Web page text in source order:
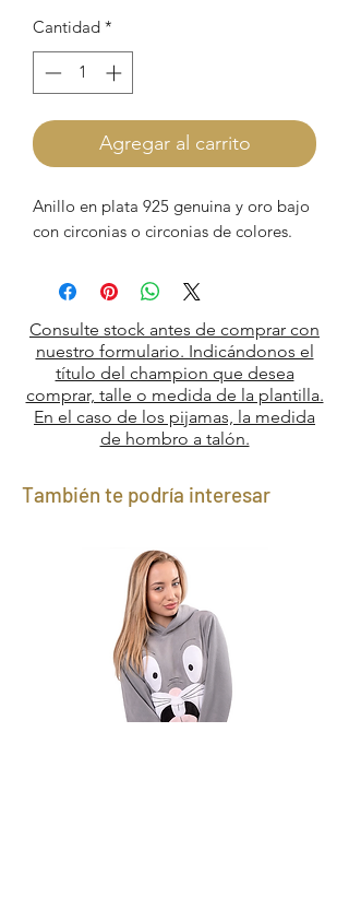
Cantidad *
Agregar al carrito
Anillo en plata 925 genuina y oro bajo
con circonias o circonias de colores.
Consulte stock antes de comprar con
nuestro formulario. Indicándonos el
título del champion que desea
comprar, talle o medida de la plantilla.
En el caso de los pijamas, la medida
de hombro a talón.
También te podría interesar